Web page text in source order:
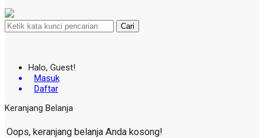
Cari
Halo, Guest!
Masuk
Daftar
Keranjang Belanja
Oops, keranjang belanja Anda kosong!